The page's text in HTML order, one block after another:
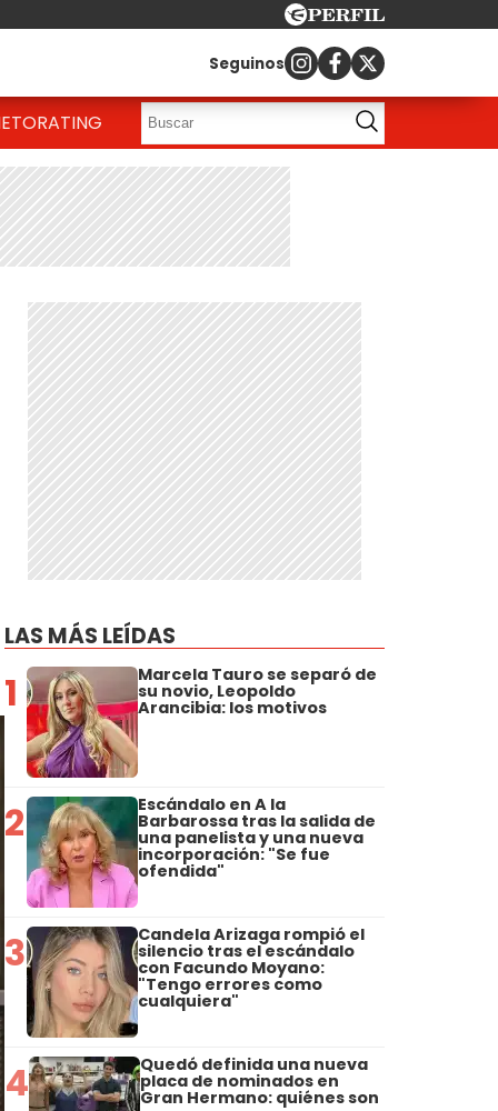
Seguinos
RATING
LAS MÁS LEÍDAS
1 Marcela Tauro se separó de
su novio, Leopoldo
Arancibia: los motivos
2 Escándalo en A la
Barbarossa tras la salida de
una panelista y una nueva
incorporación: "Se fue
ofendida"
3 Candela Arizaga rompió el
silencio tras el escándalo
con Facundo Moyano:
"Tengo errores como
cualquiera"
4 Quedó definida una nueva
placa de nominados en
Gran Hermano: quiénes son